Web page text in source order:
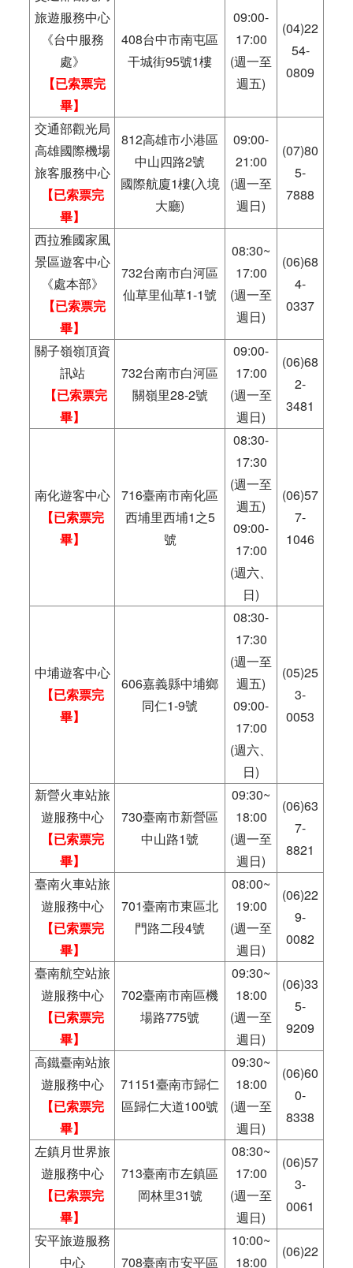
旅遊服務中心
《台中服務
處》
【已索票完
畢】
408台中市南屯區
干城街95號1樓
09:00-
17:00
(週一至
週五)
(04)22
54-
0809
交通部觀光局
高雄國際機場
旅客服務中心
【已索票完
畢】
812高雄市小港區
中山四路2號
國際航廈1樓(入境
大廳)
09:00-
21:00
(週一至
週日)
(07)80
5-
7888
西拉雅國家風
景區遊客中心
《處本部》
【已索票完
畢】
732台南市白河區
仙草里仙草1-1號
08:30~
17:00
(週一至
週日)
(06)68
4-
0337
關子嶺嶺頂資
訊站
【已索票完
畢】
732台南市白河區
關嶺里28-2號
09:00-
17:00
(週一至
週日)
(06)68
2-
3481
南化遊客中心
【已索票完
畢】
716臺南市南化區
西埔里西埔1之5
號
08:30-
17:30
(週一至
週五)
09:00-
17:00
(週六、
日)
(06)57
7-
1046
中埔遊客中心
【已索票完
畢】
606嘉義縣中埔鄉
同仁1-9號
08:30-
17:30
(週一至
週五)
09:00-
17:00
(週六、
日)
(05)25
3-
0053
新營火車站旅
遊服務中心
【已索票完
畢】
730臺南市新營區
中山路1號
09:30~
18:00
(週一至
週日)
(06)63
7-
8821
臺南火車站旅
遊服務中心
【已索票完
畢】
701臺南市東區北
門路二段4號
08:00~
19:00
(週一至
週日)
(06)22
9-
0082
臺南航空站旅
遊服務中心
【已索票完
畢】
702臺南市南區機
場路775號
09:30~
18:00
(週一至
週日)
(06)33
5-
9209
高鐵臺南站旅
遊服務中心
【已索票完
畢】
71151臺南市歸仁
區歸仁大道100號
09:30~
18:00
(週一至
週日)
(06)60
0-
8338
左鎮月世界旅
遊服務中心
【已索票完
畢】
713臺南市左鎮區
岡林里31號
08:30~
17:00
(週一至
週日)
(06)57
3-
0061
安平旅遊服務
中心
708臺南市安平區
10:00~
18:00
(06)22